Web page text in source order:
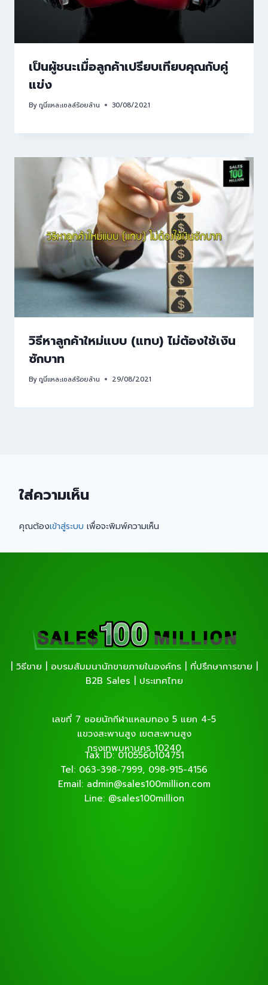
เป็นผู้ชนะเมื่อลูกค้าเปรียบเทียบคุณกับคู่
แข่ง
Byกูนี่แหละเซลล์ร้อยล้าน 30/08/2021
วิธีหาลูกค้าใหม่แบบ (แทบ) ไม่ต้องใช้เงิน
ซักบาท
Byกูนี่แหละเซลล์ร้อยล้าน 29/08/2021
ใส่ความเห็น
คุณต้องเข้าสู่ระบบ เพื่อจะพิมพ์ความเห็น
| วิธีขาย | อบรมสัมมนานักขายภายในองค์กร | ที่ปรึกษาการขาย |
B2B Sales | ประเทศไทย
เลขที่ 7 ซอยนักกีฬาแหลมทอง 5 แยก 4-5
แขวงสะพานสูง เขตสะพานสูง
กรุงเทพมหานคร 10240
Tax ID: 0105560104751
Tel: 063-398-7999, 098-915-4156
Email: admin@sales100million.com
Line: @sales100million